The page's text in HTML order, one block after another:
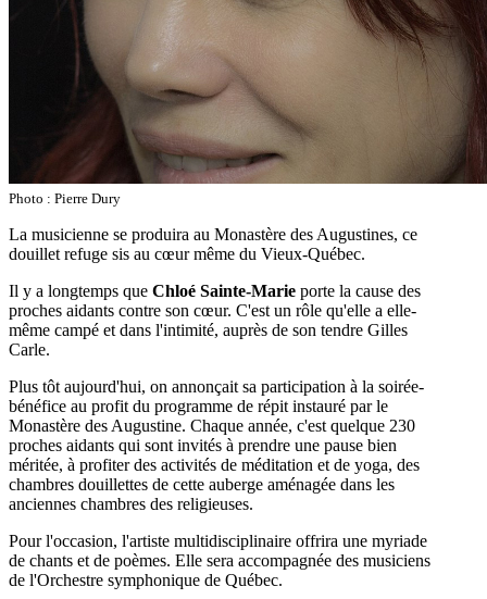
Photo : Pierre Dury
La musicienne se produira au Monastère des Augustines, ce
douillet refuge sis au cœur même du Vieux-Québec.
Il y a longtemps que Chloé Sainte-Marie porte la cause des
proches aidants contre son cœur. C'est un rôle qu'elle a elle-
même campé et dans l'intimité, auprès de son tendre Gilles
Carle.
Plus tôt aujourd'hui, on annonçait sa participation à la soirée-
bénéfice au profit du programme de répit instauré par le
Monastère des Augustine. Chaque année, c'est quelque 230
proches aidants qui sont invités à prendre une pause bien
méritée, à profiter des activités de méditation et de yoga, des
chambres douillettes de cette auberge aménagée dans les
anciennes chambres des religieuses.
Pour l'occasion, l'artiste multidisciplinaire offrira une myriade
de chants et de poèmes. Elle sera accompagnée des musiciens
de l'Orchestre symphonique de Québec.